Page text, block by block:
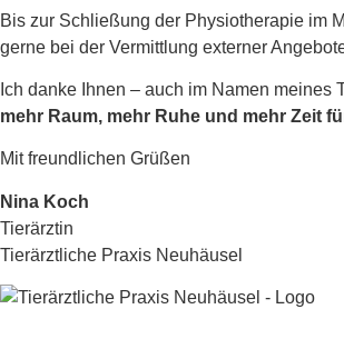
Bis zur Schließung der Physiotherapie im
gerne bei der Vermittlung externer
Ich danke Ihnen – auch im Namen meines
mehr Raum, mehr Ruhe und mehr Zeit
Mit freundlichen Grüßen
Nina Koch
Tierärztin
Tierärztliche Praxis Neuhäusel